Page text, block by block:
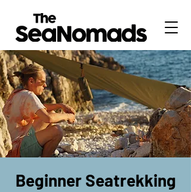
Beginner Seatrekking